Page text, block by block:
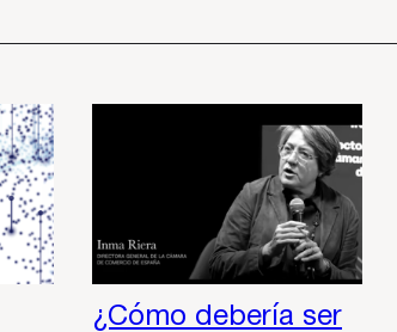
¿Cómo debería ser